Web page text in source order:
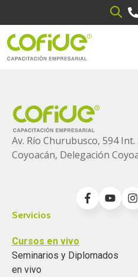
Open
Av. Río Churubusco, 594 Int.
Coyoacán, Delegación
Servicios
Cursos en vivo
Seminarios y Diplomados
en vivo